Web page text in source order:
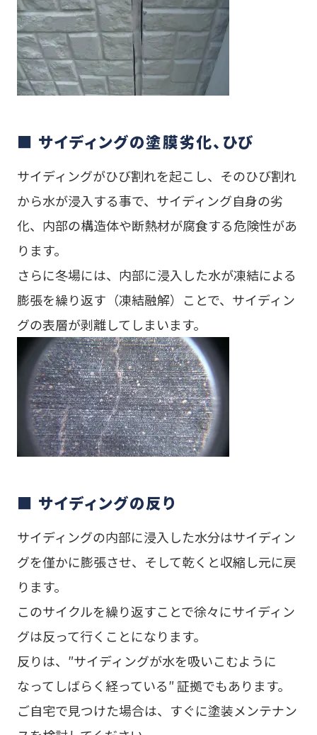
■ サイディングの塗膜劣化、ひび
サイディングがひび割れを起こし、そのひび割れ
から水が浸入する事で、サイディング自身の劣
化、内部の構造体や断熱材が腐食する危険性があ
ります。
さらに冬場には、内部に浸入した水が凍結による
膨張を繰り返す（凍結融解）ことで、サイディン
グの表層が剥離してしまいます。
■ サイディングの反り
サイディングの内部に浸入した水分はサイディン
グを僅かに膨張させ、そして乾くと収縮し元に戻
ります。
このサイクルを繰り返すことで徐々にサイディン
グは反って行くことになります。
反りは、″サイディングが水を吸いこむように
なってしばらく経っている″ 証拠でもあります。
ご自宅で見つけた場合は、すぐに塗装メンテナン